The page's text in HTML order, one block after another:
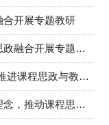
合开展专题教研
智能感知工程教研室聚焦OBE与课程思政融合开展专题教研
机器人工程专业召开“深化OBE理念，推进课程思政与教学融合”专题教研会议
材料成型及控制工程专业：深化OBE理念，推动课程思政与教学深度融合